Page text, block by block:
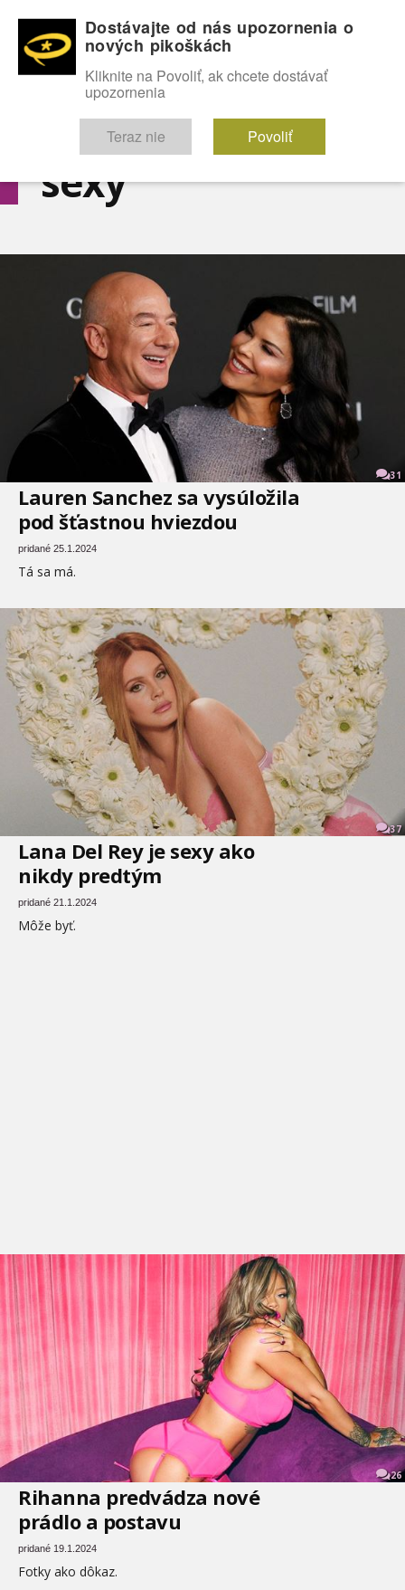
OMG! SEXICE
sexy
31
Lauren Sanchez sa vysúložila
pod šťastnou hviezdou
pridané 25.1.2024
Tá sa má.
37
Lana Del Rey je sexy ako
nikdy predtým
pridané 21.1.2024
Môže byť.
26
Rihanna predvádza nové
prádlo a postavu
pridané 19.1.2024
Fotky ako dôkaz.
Dostávajte od nás upozornenia o
nových pikoškách
Kliknite na Povoliť, ak chcete dostávať
upozornenia
Teraz nie Povoliť